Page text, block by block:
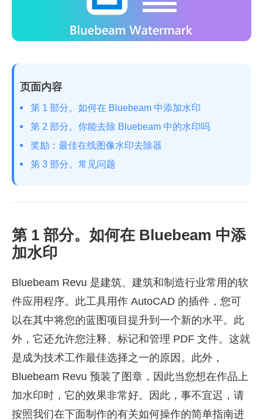
页面内容
第 1 部分。如何在 Bluebeam 中添加水印
第 2 部分。你能去除 Bluebeam 中的水印吗
奖励：最佳在线图像水印去除器
第 3 部分。常见问题
第 1 部分。如何在 Bluebeam 中添
加水印
Bluebeam Revu 是建筑、建筑和制造行业常用的软
件应用程序。此工具用作 AutoCAD 的插件，您可
以在其中将您的蓝图项目提升到一个新的水平。此
外，它还允许您注释、标记和管理 PDF 文件。这就
是成为技术工作最佳选择之一的原因。此外，
Bluebeam Revu 预装了图章，因此当您想在作品上
加水印时，它的效果非常好。因此，事不宜迟，请
按照我们在下面制作的有关如何操作的简单指南进